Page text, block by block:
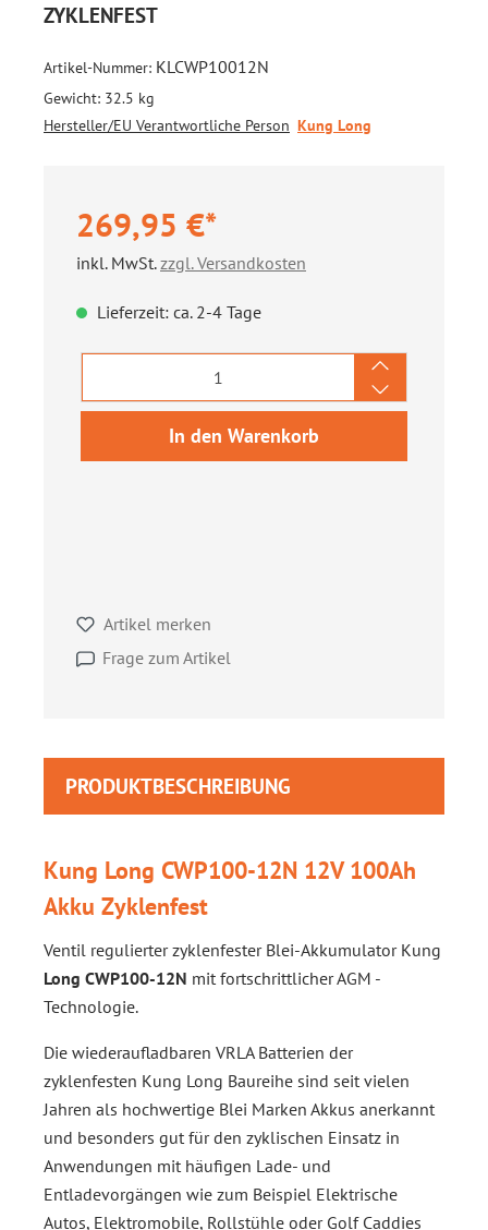
ZYKLENFEST
Artikel-Nummer: KLCWP10012N
Gewicht: 32.5 kg
Hersteller/EU Verantwortliche Person Kung Long
269,95 €*
inkl. MwSt.zzgl. Versandkosten
Lieferzeit: ca. 2-4 Tage
Produkt Anzahl: Gib den
In den Warenkorb
Artikel merken
Frage zum Artikel
PRODUKTBESCHREIBUNG
Kung Long CWP100-12N 12V 100Ah
Akku Zyklenfest
Ventil regulierter zyklenfester Blei-Akkumulator Kung
Long CWP100-12N mit fortschrittlicher AGM -
Technologie.
Die wiederaufladbaren VRLA Batterien der
zyklenfesten Kung Long Baureihe sind seit vielen
Jahren als hochwertige Blei Marken Akkus anerkannt
und besonders gut für den zyklischen Einsatz in
Anwendungen mit häufigen Lade- und
Entladevorgängen wie zum Beispiel Elektrische
Autos, Elektromobile, Rollstühle oder Golf Caddies